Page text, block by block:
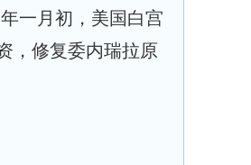
一月初，美国白宫
，修复委内瑞拉原